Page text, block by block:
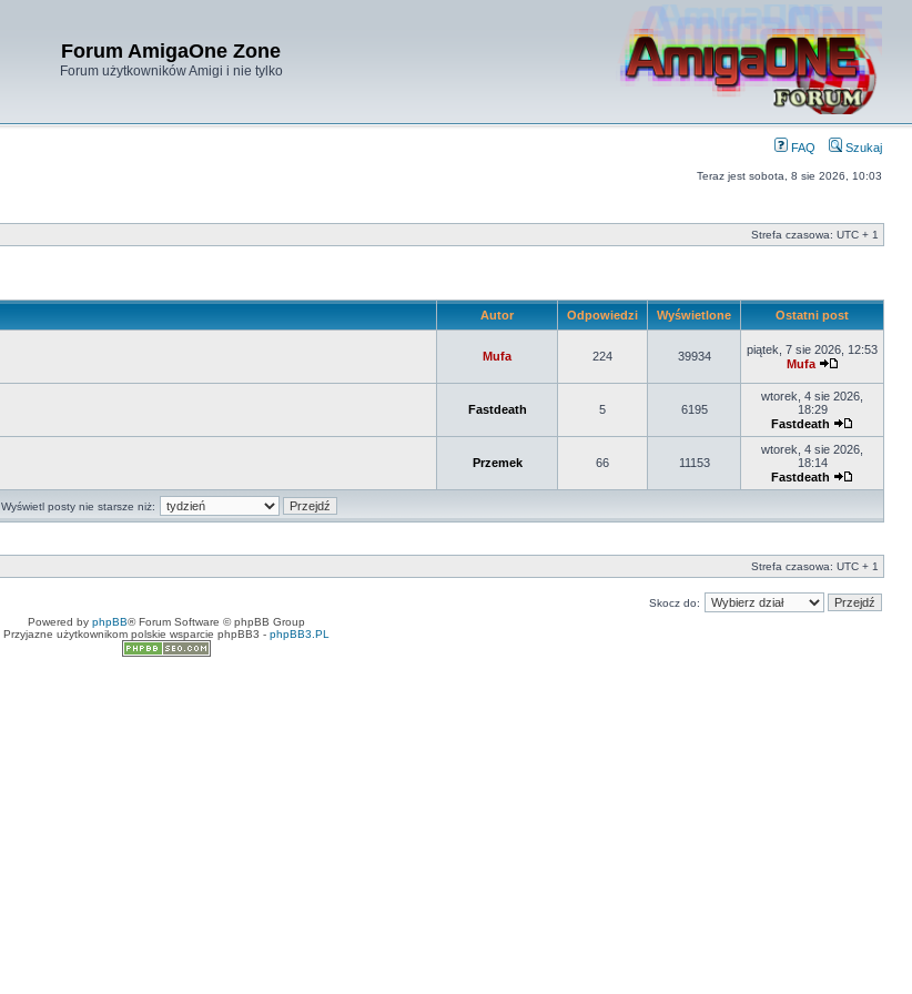
Forum AmigaOne Zone
Forum użytkowników Amigi i nie tylko
FAQ Szukaj
Teraz jest sobota, 8 sie 2026, 10:03
Strefa czasowa: UTC + 1
Autor Odpowiedzi Wyświetlone Ostatni post
Mufa 224 39934
piątek, 7 sie 2026, 12:53
Mufa
Fastdeath 5 6195
wtorek, 4 sie 2026,
18:29
Fastdeath
Przemek 66 11153
wtorek, 4 sie 2026,
18:14
Fastdeath
Wyświetl posty nie starsze niż:
Strefa czasowa: UTC + 1
Skocz do:
Powered by phpBB® Forum Software © phpBB Group
Przyjazne użytkownikom polskie wsparcie phpBB3 - phpBB3.PL